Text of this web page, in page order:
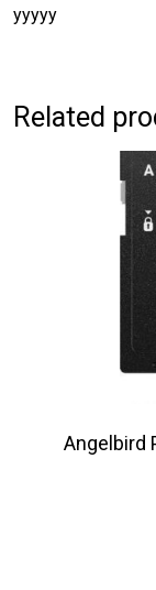
yyyyy
Related
Angelbird